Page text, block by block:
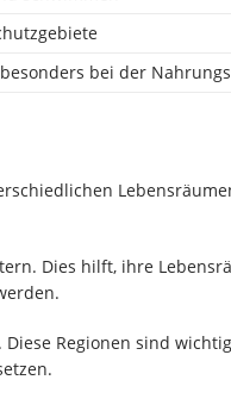
bei der
Dies hilft, ihre
Regionen sind